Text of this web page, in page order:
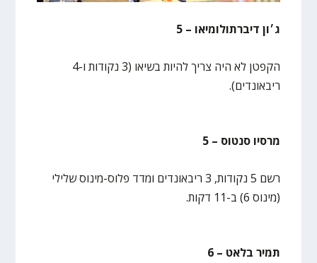
ג׳ון דיברתולומיאו – 5
הקפטן לא היה צריך להיות בשיאו (3 נקודות ו-4
ריבאונדים).
מרסיו סנטוס – 5
רשם 5 נקודות, 3 ריבאונדים ומדד פלוס-מינוס שלילי
(מינוס 6) ב-11 דקות.
תמיר בלאט – 6